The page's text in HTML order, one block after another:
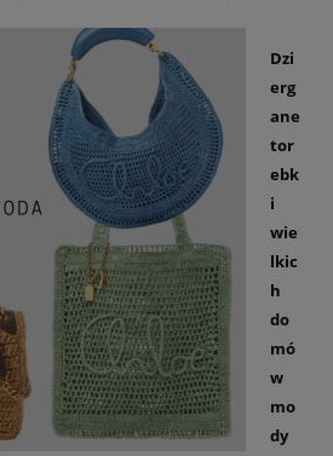
Dzi
erg
ane
tor
ebk
i
wie
lkic
h
do
mó
w
mo
dy